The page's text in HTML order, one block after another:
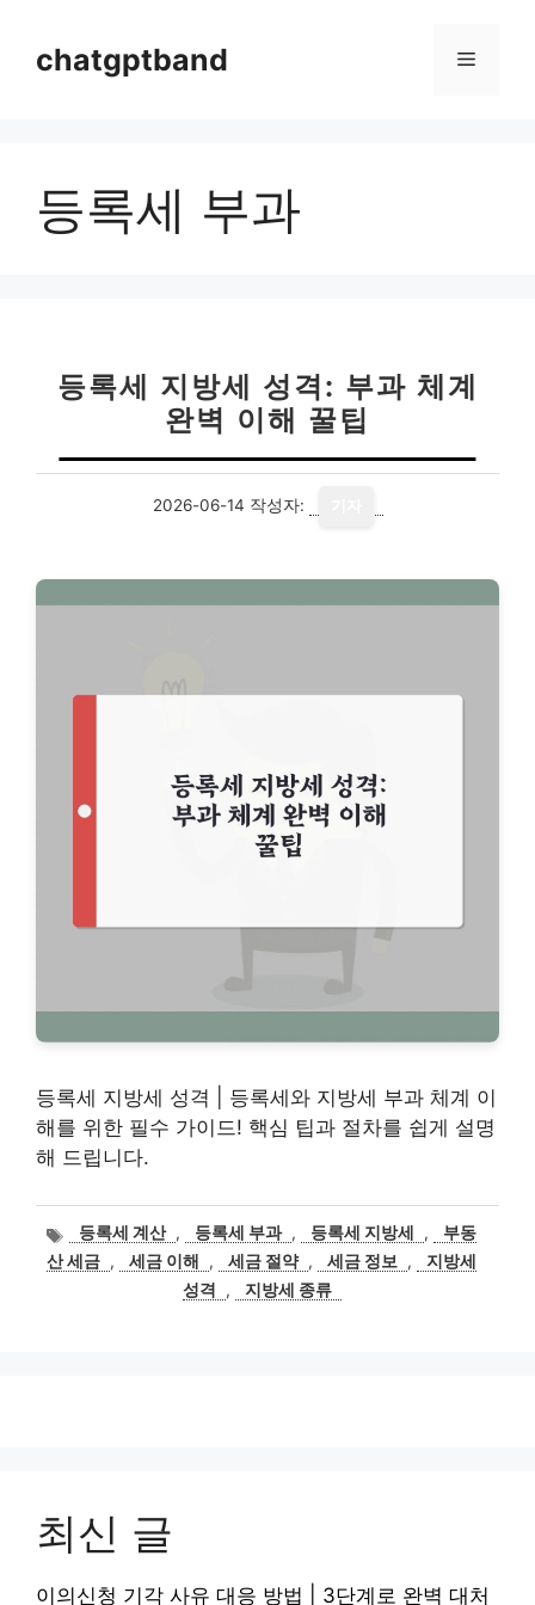
chatgptband 메
등록세 부과
등록세 지방세 성격: 부과 체계
완벽 이해 꿀팁
2026-06-14 작성자:
등록세 지방세 성격 | 등록세와 지방세 부과 체계 이
해를 위한 필수 가이드! 핵심 팁과 절차를 쉽게 설명
해 드립니다.
태
그
등록세 계산 , 등록세 부과 , 등록세 지방세 ,
부동
산 세금 , 세금 이해 , 세금 절약 , 세금 정보 ,
지방세
성격
, 지방세 종류
최신 글
이의신청 기각 사유 대응 방법 | 3단계로 완벽 대처